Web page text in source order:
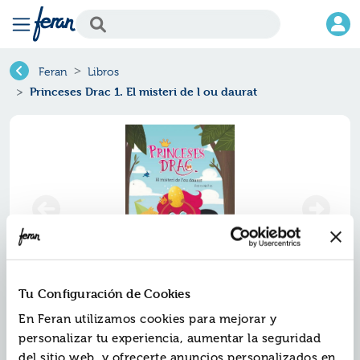
Tu Configuración de Cookies
En Feran utilizamos cookies para mejorar y
personalizar tu experiencia, aumentar la seguridad
Feran Libros
Princeses Drac 1. El misteri de l ou daurat
Princeses drac 1. el misteri de l
ou daurat